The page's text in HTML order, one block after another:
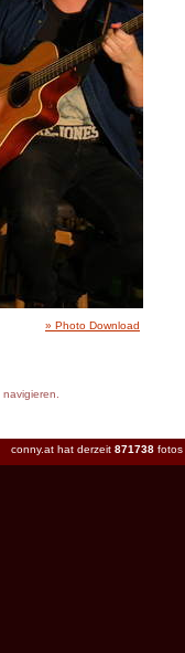
» Photo Download
conny.at hat derzeit 871738 fotos